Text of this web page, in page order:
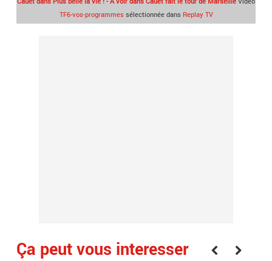
TF6-vos-programmessélectionnée dans Replay TV
Ça peut vous interesser